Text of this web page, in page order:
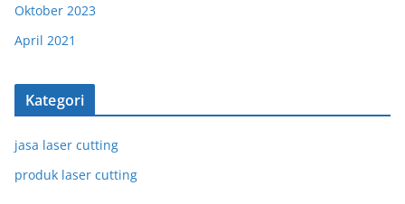
Oktober 2023
April 2021
Kategori
jasa laser cutting
produk laser cutting